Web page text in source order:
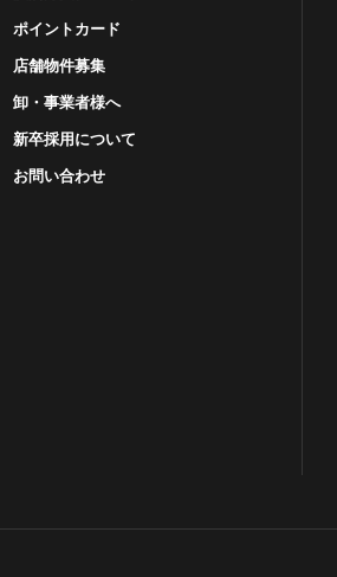
ポイントカード
店舗物件募集
卸・事業者様へ
新卒採用について
お問い合わせ